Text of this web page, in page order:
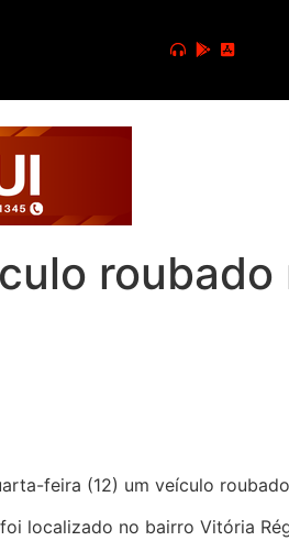
roubado
feira (12) um veículo
localizado no bairro Vitória